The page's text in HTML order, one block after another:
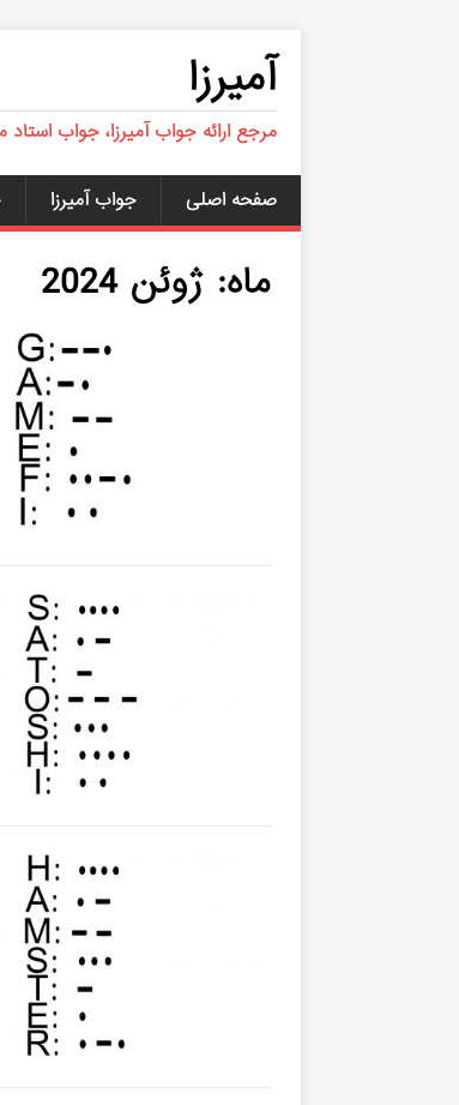
آمیرزا
مرجع ارائه جواب آمیرزا، جواب
صفحه اصلی جواب آمیرزا
ماه: ژوئن 2024